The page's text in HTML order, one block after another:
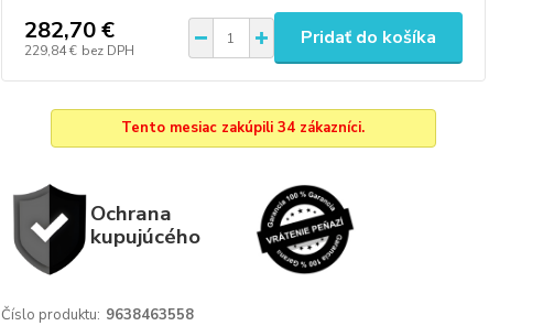
282,70 €
229,84 € bez DPH
Pridať do košíka
Tento mesiac zakúpili 34 zákazníci.
Ochrana
kupujúcého
Číslo produktu: 9638463558